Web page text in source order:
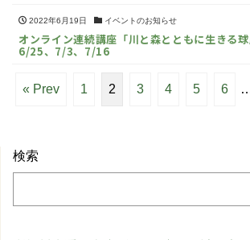
2022年6月19日 イベントのお知らせ
オンライン連続講座「川と森とともに生きる
6/25、7/3、7/16
« Prev 1 2 3 4 5 6
検索